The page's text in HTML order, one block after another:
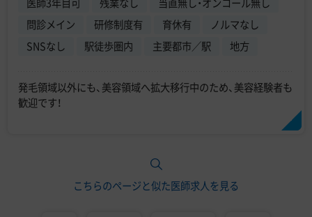
問診メイン
研修制度有 育休有
ノルマなし
SNSなし
駅徒歩圏内 主要都市／駅 地方
発毛領域以外にも、美容領域へ拡大移行中のため、美容経験者も
歓迎です！
こちらのページと似た医師求人を見る